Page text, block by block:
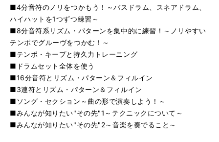
■4分音符のノリをつかもう！～バスドラム、スネアドラム、
ハイハットを1つずつ練習～
■8分音符系リズム・パターンを集中的に練習！～ノリやすい
テンポでグルーヴをつかむ！～
■テンポ・キープと持久力トレーニング
■ドラムセット全体を使う
■16分音符とリズム・パターン＆フィルイン
■3連符とリズム・パターン＆フィルイン
■ソング・セクション～曲の形で演奏しよう！～
■みんなが知りたい"その先"1～テクニックについて～
■みんなが知りたい"その先"2～音楽を奏でること～